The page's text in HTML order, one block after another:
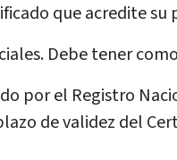
que acredite
Debe tener
por el Registro
de validez del